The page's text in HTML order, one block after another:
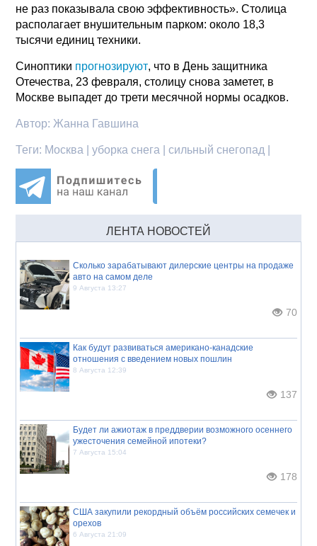
не раз показывала свою эффективность». Столица
располагает внушительным парком: около 18,3
тысячи единиц техники.
Синоптики прогнозируют, что в День защитника
Отечества, 23 февраля, столицу снова заметет, в
Москве выпадет до трети месячной нормы осадков.
Автор: Жанна Гавшина
Теги: Москва | уборка снега | сильный снегопад |
ЛЕНТА НОВОСТЕЙ
Сколько зарабатывают дилерские центры на продаже
авто на самом деле
9 Августа 13:27
70
Как будут развиваться американо-канадские
отношения с введением новых пошлин
8 Августа 12:39
137
Будет ли ажиотаж в преддверии возможного осеннего
ужесточения семейной ипотеки?
7 Августа 15:04
178
США закупили рекордный объём российских семечек и
орехов
6 Августа 21:09